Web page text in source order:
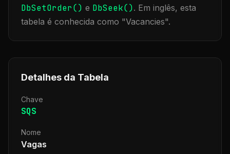
DbSetOrder() e DbSeek(). Em inglês, esta
tabela é conhecida como "Vacancies".
Detalhes da Tabela
Chave
SQS
Nome
Vagas